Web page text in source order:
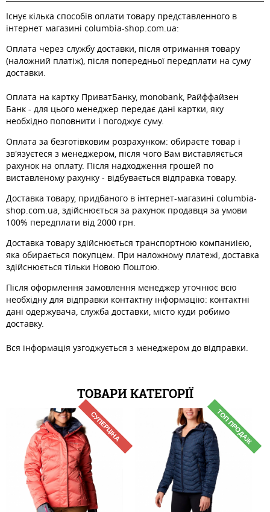
Існує кілька способів оплати товару представленного в
інтернет магазині columbia-shop.com.ua:
Оплата через службу доставки, після отримання товару
(наложний платіж), після попередньої передплати на суму
доставки.
Оплата на картку ПриватБанку, monobank, Райффайзен
Банк - для цього менеджер передає дані картки, яку
необхідно поповнити і погоджує суму.
Оплата за безготівковим розрахунком: обираєте товар і
зв'язуєтеся з менеджером, після чого Вам виставляється
рахунок на оплату. Після надходження грошей по
виставленому рахунку - відбувається відправка товару.
Доставка товару, придбаного в інтернет-магазині columbia-
shop.com.ua, здійснюється за рахунок продавця за умови
100% передплати від 2000 грн.
Доставка товару здійснюється транспортною компаниією,
яка обирається покупцем. При наложному платежі, доставка
здійснюється тільки Новою Поштою.
Після оформлення замовлення менеджер уточнює всю
необхідну для відправки контактну інформацію: контактні
дані одержувача, служба доставки, місто куди робимо
доставку.
Вся інформація узгоджується з менеджером до відправки.
ТОВАРИ КАТЕГОРІЇ
СУПЕРЦІНА ТОП ПРОДАЖ